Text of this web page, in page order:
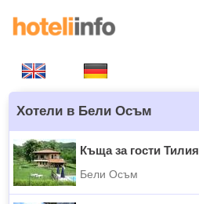
Хотели в Бели Осъм
Къща за гости Тилия
Бели Осъм